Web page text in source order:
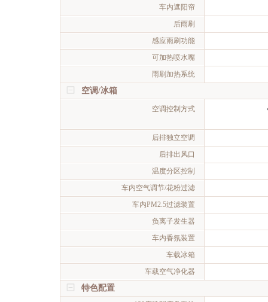
车内遮阳帘
后雨刷
感应雨刷功能
可加热喷水嘴
雨刷加热系统
空调/冰箱
空调控制方式
后排独立空调
后排出风口
温度分区控制
车内空气调节/花粉过滤
车内PM2.5过滤装置
负离子发生器
车内香氛装置
车载冰箱
车载空气净化器
特色配置